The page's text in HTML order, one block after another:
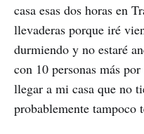
casa esas dos horas en
llevaderas porque iré
durmiendo y no estaré
con 10 personas más
llegar a mi casa que no
probablemente tampoco